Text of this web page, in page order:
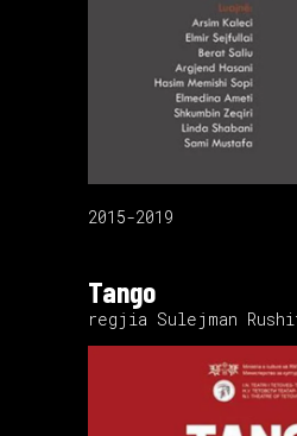
2015-2019
Tango
regjia Sulejman